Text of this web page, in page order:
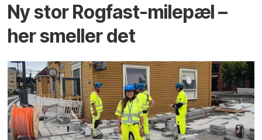
Ny stor Rogfast-milepæl –
her smeller det